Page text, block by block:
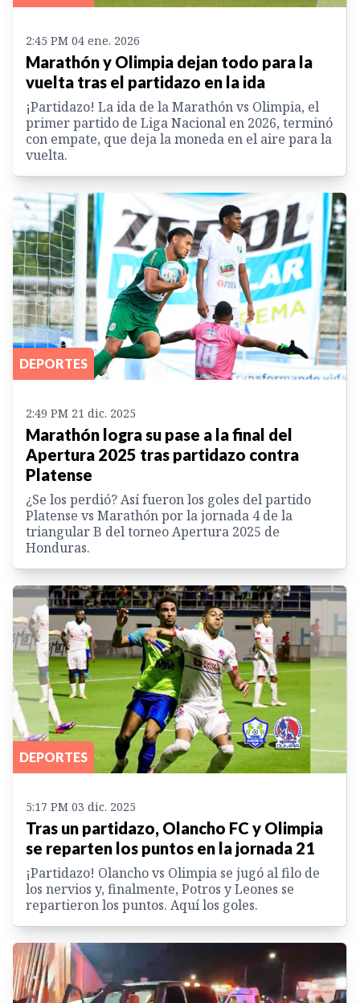
2:45 PM 04 ene. 2026
Marathón y Olimpia dejan todo para la
vuelta tras el partidazo en la ida
¡Partidazo! La ida de la Marathón vs Olimpia, el
primer partido de Liga Nacional en 2026, terminó
con empate, que deja la moneda en el aire para la
vuelta.
DEPORTES
2:49 PM 21 dic. 2025
Marathón logra su pase a la final del
Apertura 2025 tras partidazo contra
Platense
¿Se los perdió? Así fueron los goles del partido
Platense vs Marathón por la jornada 4 de la
triangular B del torneo Apertura 2025 de
Honduras.
DEPORTES
5:17 PM 03 dic. 2025
Tras un partidazo, Olancho FC y Olimpia
se reparten los puntos en la jornada 21
¡Partidazo! Olancho vs Olimpia se jugó al filo de
los nervios y, finalmente, Potros y Leones se
repartieron los puntos. Aquí los goles.